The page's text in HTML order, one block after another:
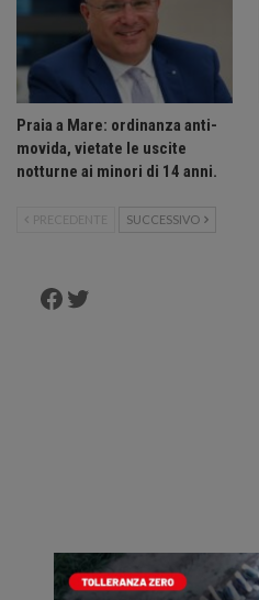
Praia a Mare: ordinanza anti-
movida, vietate le uscite
notturne ai minori di 14 anni.
PRECEDENTE SUCCESSIVO
Facebook
Twitter